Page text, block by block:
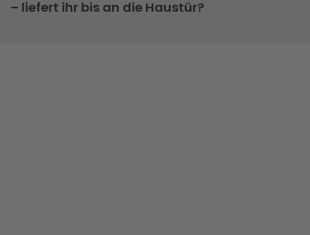
– liefert ihr bis an die Haustür?